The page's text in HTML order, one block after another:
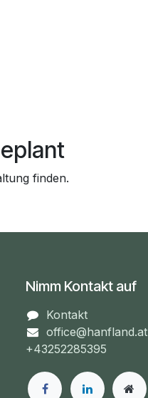
finden.
Nimm Kontakt auf
Kontakt
office@hanfland.at
+43252285395